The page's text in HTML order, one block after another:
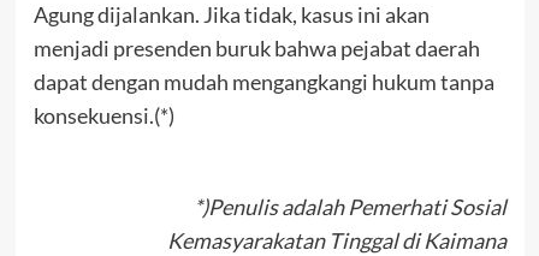
Agung dijalankan. Jika tidak, kasus ini akan
menjadi presenden buruk bahwa pejabat daerah
dapat dengan mudah mengangkangi hukum tanpa
konsekuensi.(*)
*)Penulis adalah Pemerhati Sosial
Kemasyarakatan Tinggal di Kaimana